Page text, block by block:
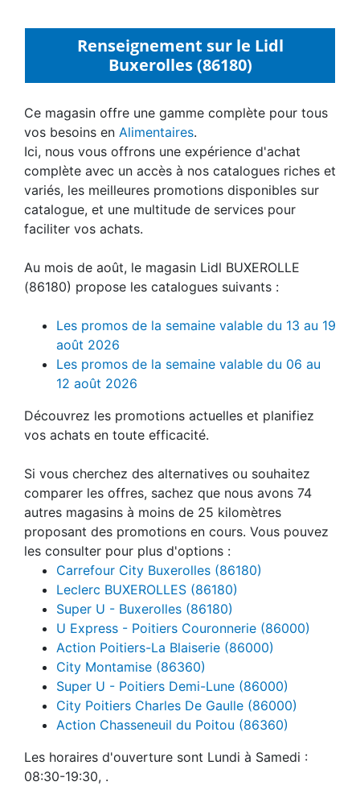
Renseignement sur le Lidl
Buxerolles (86180)
Ce magasin offre une gamme complète pour tous
vos besoins en Alimentaires.
Ici, nous vous offrons une expérience d'achat
complète avec un accès à nos catalogues riches et
variés, les meilleures promotions disponibles sur
catalogue, et une multitude de services pour
faciliter vos achats.
Au mois de août, le magasin Lidl BUXEROLLE
(86180) propose les catalogues suivants :
Les promos de la semaine valable du 13 au 19
août 2026
Les promos de la semaine valable du 06 au
12 août 2026
Découvrez les promotions actuelles et planifiez
vos achats en toute efficacité.
Si vous cherchez des alternatives ou souhaitez
comparer les offres, sachez que nous avons 74
autres magasins à moins de 25 kilomètres
proposant des promotions en cours. Vous pouvez
les consulter pour plus d'options :
Carrefour City Buxerolles (86180)
Leclerc BUXEROLLES (86180)
Super U - Buxerolles (86180)
U Express - Poitiers Couronnerie (86000)
Action Poitiers-La Blaiserie (86000)
City Montamise (86360)
Super U - Poitiers Demi-Lune (86000)
City Poitiers Charles De Gaulle (86000)
Action Chasseneuil du Poitou (86360)
Les horaires d'ouverture sont Lundi à Samedi :
08:30-19:30, .